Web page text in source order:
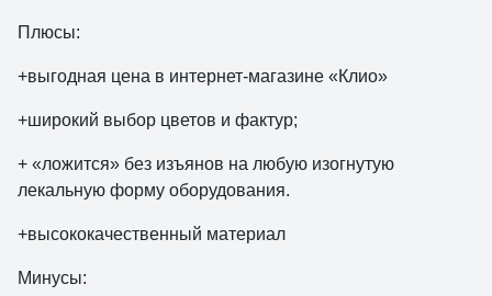
Плюсы:
+выгодная цена в интернет-магазине «Клио»
+широкий выбор цветов и фактур;
+ «ложится» без изъянов на любую изогнутую
лекальную форму оборудования.
+высококачественный материал
Минусы: